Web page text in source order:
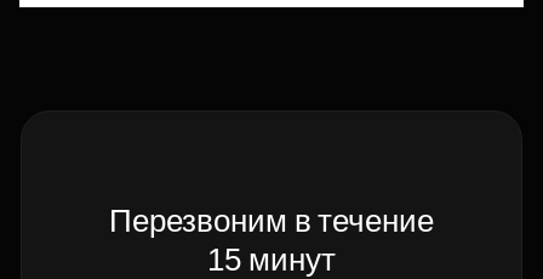
Перезвоним в течение
15 минут